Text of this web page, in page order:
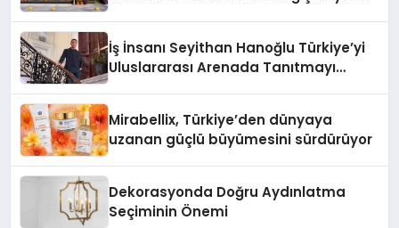
İş İnsanı Seyithan Hanoğlu Türkiye’yi
Uluslararası Arenada Tanıtmayı
Mirabellix, Türkiye’den dünyaya
uzanan güçlü büyümesini sürdürüyor
Dekorasyonda Doğru Aydınlatma
Seçiminin Önemi